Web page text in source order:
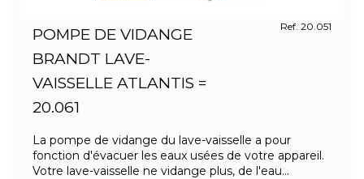
POMPE DE VIDANGE
BRANDT LAVE-
VAISSELLE ATLANTIS =
20.061
Ref. 20.051
La pompe de vidange du lave-vaisselle a pour
fonction d'évacuer les eaux usées de votre appareil.
Votre lave-vaisselle ne vidange plus, de l'eau...